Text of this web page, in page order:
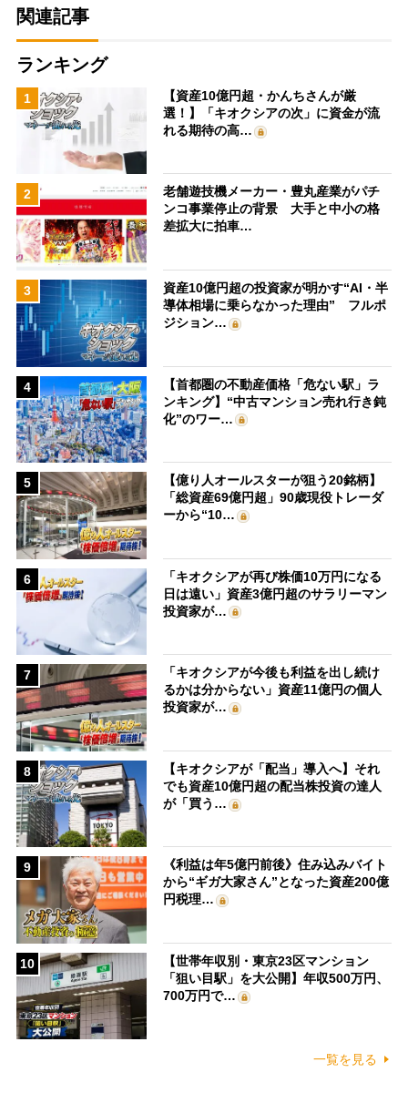
関連記事
ランキング
1
【資産10億円超・かんちさんが厳
選！】「キオクシアの次」に資金が流
れる期待の高…
2
老舗遊技機メーカー・豊丸産業がパチ
ンコ事業停止の背景 大手と中小の格
差拡大に拍車…
3
資産10億円超の投資家が明かす“AI・半
導体相場に乗らなかった理由” フルポ
ジション…
4
【首都圏の不動産価格「危ない駅」ラ
ンキング】“中古マンション売れ行き鈍
化”のワー…
5
【億り人オールスターが狙う20銘柄】
「総資産69億円超」90歳現役トレーダ
ーから“10…
6
「キオクシアが再び株価10万円になる
日は遠い」資産3億円超のサラリーマン
投資家が…
7
「キオクシアが今後も利益を出し続け
るかは分からない」資産11億円の個人
投資家が…
8
【キオクシアが「配当」導入へ】それ
でも資産10億円超の配当株投資の達人
が「買う…
9
《利益は年5億円前後》住み込みバイト
から“ギガ大家さん”となった資産200億
円税理…
10
【世帯年収別・東京23区マンション
「狙い目駅」を大公開】年収500万円、
700万円で…
一覧を見る